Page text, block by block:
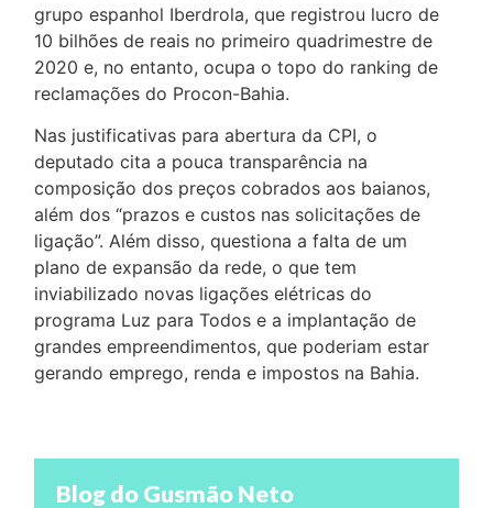
grupo espanhol Iberdrola, que registrou lucro de
10 bilhões de reais no primeiro quadrimestre de
2020 e, no entanto, ocupa o topo do ranking de
reclamações do Procon-Bahia.
Nas justificativas para abertura da CPI, o
deputado cita a pouca transparência na
composição dos preços cobrados aos baianos,
além dos “prazos e custos nas solicitações de
ligação”. Além disso, questiona a falta de um
plano de expansão da rede, o que tem
inviabilizado novas ligações elétricas do
programa Luz para Todos e a implantação de
grandes empreendimentos, que poderiam estar
gerando emprego, renda e impostos na Bahia.
Blog do Gusmão Neto